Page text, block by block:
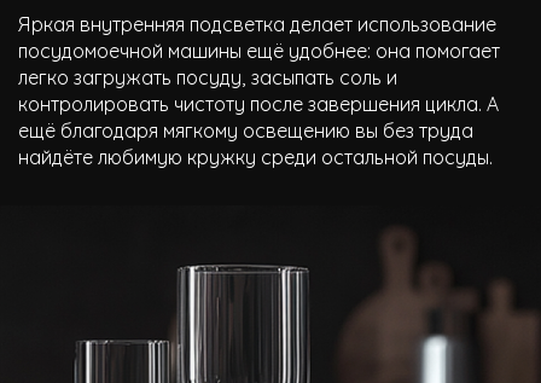
Яркая внутренняя подсветка делает использование
посудомоечной машины ещё удобнее: она помогает
легко загружать посуду, засыпать соль и
контролировать чистоту после завершения цикла. А
ещё благодаря мягкому освещению вы без труда
найдёте любимую кружку среди остальной посуды.